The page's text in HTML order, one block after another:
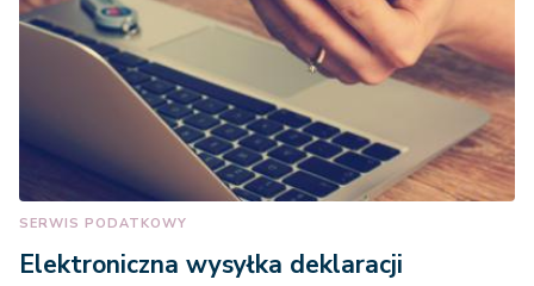
SERWIS PODATKOWY
Elektroniczna wysyłka deklaracji